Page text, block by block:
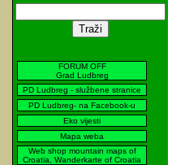
FORUM OFF
Grad Ludbreg
PD Ludbreg - službene stranice
PD Ludbreg- na Facebook-u
Eko vijesti
Mapa weba
Web shop mountain maps of
Croatia, Wanderkarte of Croatia